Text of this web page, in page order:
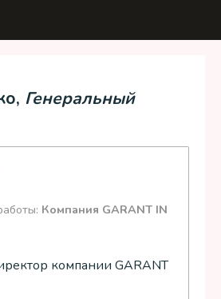
Генеральный
Компания GARANT IN
компании GARANT